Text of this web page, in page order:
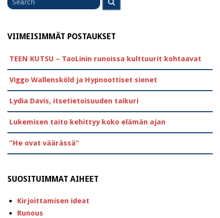
for
VIIMEISIMMÄT POSTAUKSET
TEEN KUTSU – TaoLinin runoissa kulttuurit kohtaavat
Viggo Wallensköld ja Hypnoottiset sienet
Lydia Davis, itsetietoisuuden taikuri
Lukemisen taito kehittyy koko elämän ajan
”He ovat väärässä”
SUOSITUIMMAT AIHEET
Kirjoittamisen ideat
Runous